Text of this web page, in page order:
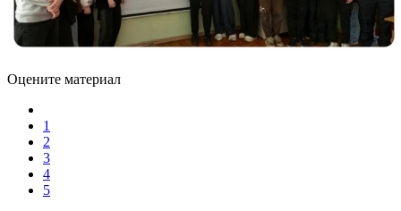
Оцените материал
1
2
3
4
5